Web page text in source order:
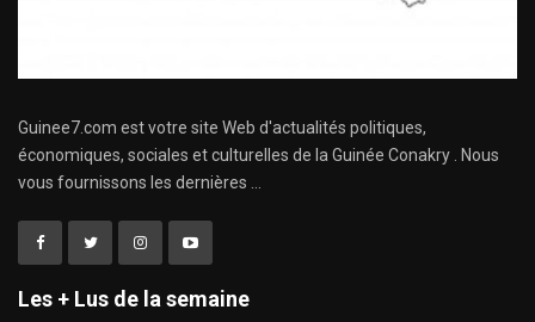
Guinee7.com est votre site Web d'actualités politiques,
économiques, sociales et culturelles de la Guinée Conakry . Nous
vous fournissons les dernières ...
Les + Lus de la semaine